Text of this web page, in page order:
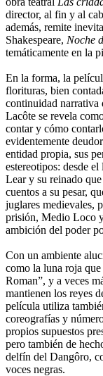
director, al fin y al
además, remite
Shakespeare, Noche
temáticamente en la
En la forma, la
florituras, bien
continuidad narrativa
Lacôte se revela
contar y cómo
evidentemente
entidad propia, sus
estereotipos: desde
Lear y su reinado
cuentos a su pesar,
juglares medievales,
prisión, Medio Loco
ambición del poder
Con un ambiente
como la luna roja
Roman”, y a veces
mantienen los reyes
película utiliza
coreografías y
propios supuestos
pero también de
delfín del Dangôro,
voces negras.